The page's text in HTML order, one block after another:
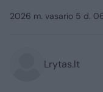
2026 m. vasario 5 d.
Lrytas.lt